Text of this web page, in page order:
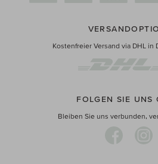
Kostenfreier Versand via DHL in
FOLGEN SIE UNS
Bleiben Sie uns verbunden,